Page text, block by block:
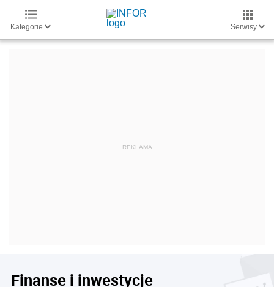
Kategorie Serwisy
Finanse i inwestycje